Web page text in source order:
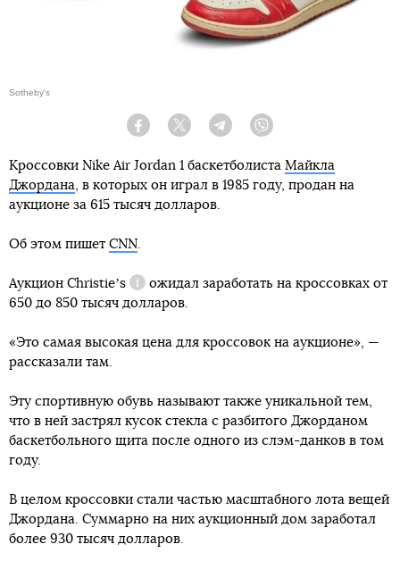
Sotheby's
Facebook Twitter Telegram
Кроссовки Nike Air Jordan 1 баскетболиста Майкла
Джордана, в которых он играл в 1985 году, продан на
аукционе за 615 тысяч долларов.
Об этом пишет CNN.
Аукцион Christieʼs
Справка
ожидал заработать на кроссовках от
650 до 850 тысяч долларов.
«Это самая высокая цена для кроссовок на аукционе», —
рассказали там.
Эту спортивную обувь называют также уникальной тем,
что в ней застрял кусок стекла с разбитого Джорданом
баскетбольного щита после одного из слэм-данков в том
году.
В целом кроссовки стали частью масштабного лота вещей
Джордана. Суммарно на них аукционный дом заработал
более 930 тысяч долларов.